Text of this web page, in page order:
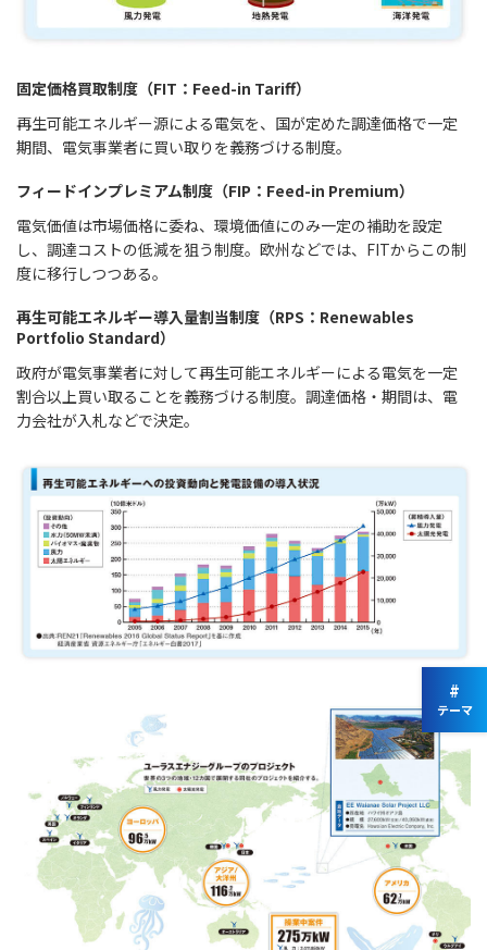
固定価格買取制度（FIT：Feed-in Tariff）
再生可能エネルギー源による電気を、国が定めた調達価格で一定
期間、電気事業者に買い取りを義務づける制度。
フィードインプレミアム制度（FIP：Feed-in Premium）
電気価値は市場価格に委ね、環境価値にのみ一定の補助を設定
し、調達コストの低減を狙う制度。欧州などでは、FITからこの制
度に移行しつつある。
再生可能エネルギー導入量割当制度（RPS：Renewables
Portfolio Standard）
政府が電気事業者に対して再生可能エネルギーによる電気を一定
割合以上買い取ることを義務づける制度。調達価格・期間は、電
力会社が入札などで決定。
#
テーマ